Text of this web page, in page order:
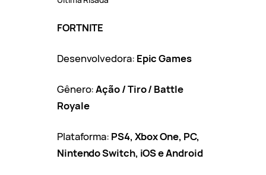
FORTNITE
Desenvolvedora: Epic Games
Gênero:Ação / Tiro / Battle
Royale
Plataforma: PS4, Xbox One, PC,
Nintendo Switch, iOS e Android